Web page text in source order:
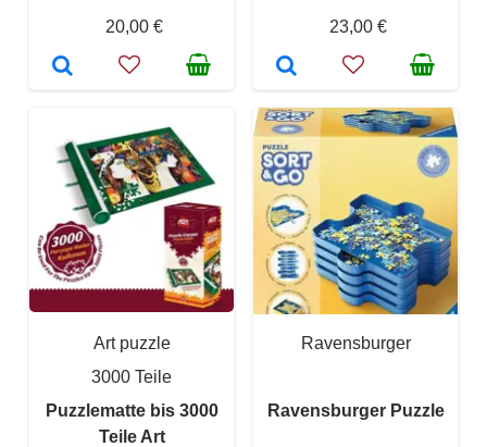
20,00 €
23,00 €
Art puzzle
3000 Teile
Puzzlematte bis 3000
Teile Art
Ravensburger
Ravensburger Puzzle